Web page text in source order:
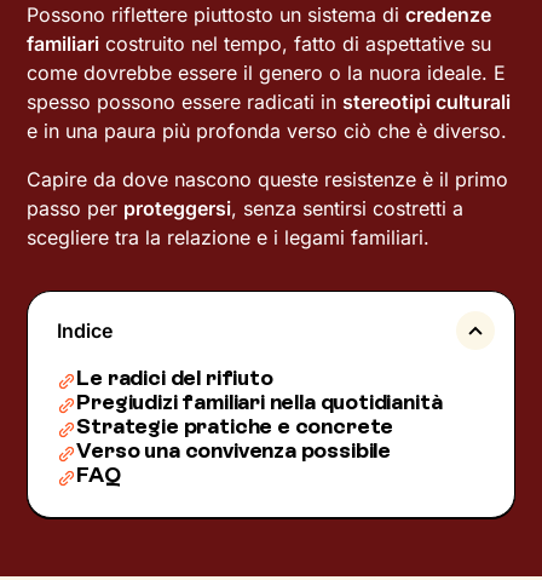
Possono riflettere piuttosto un sistema dicredenze
familiari costruito nel tempo, fatto di aspettative su
come dovrebbe essere il genero o la nuora ideale. E
spesso possono essere radicati in stereotipi culturali
e in una paura più profonda verso ciò che è diverso.
Capire da dove nascono queste resistenze è il primo
passo per proteggersi, senza sentirsi costretti a
scegliere tra la relazione e i legami familiari.
Indice
Le radici del rifiuto
Pregiudizi familiari nella quotidianità
Strategie pratiche e concrete
Verso una convivenza possibile
FAQ